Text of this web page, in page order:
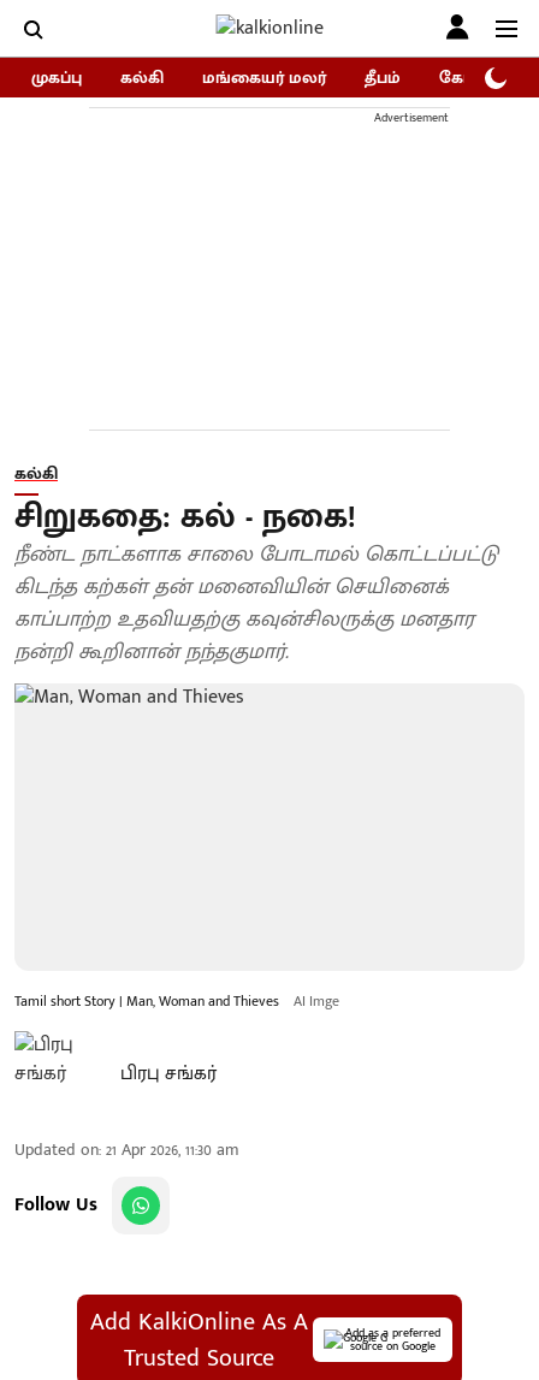
முகப்பு கல்கி மங்கையர் மலர் தீபம் கோகுலம்/
Advertisement
கல்கி
சிறுகதை: கல் - நகை!
நீண்ட நாட்களாக சாலை போடாமல் கொட்டப்பட்டு
கிடந்த கற்கள் தன் மனைவியின் செயினைக்
காப்பாற்ற உதவியதற்கு கவுன்சிலருக்கு மனதார
நன்றி கூறினான் நந்தகுமார்.
Tamil short Story | Man, Woman and Thieves AI Imge
பிரபு சங்கர்
Updated on:21 Apr 2026, 11:30 am
Follow Us
Add KalkiOnline As A
Trusted Source
Add as a preferred
source on Google